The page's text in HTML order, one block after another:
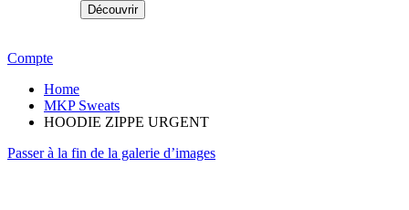
Découvrir
Compte
Home
MKP Sweats
HOODIE ZIPPE URGENT
Passer à la fin de la galerie d’images